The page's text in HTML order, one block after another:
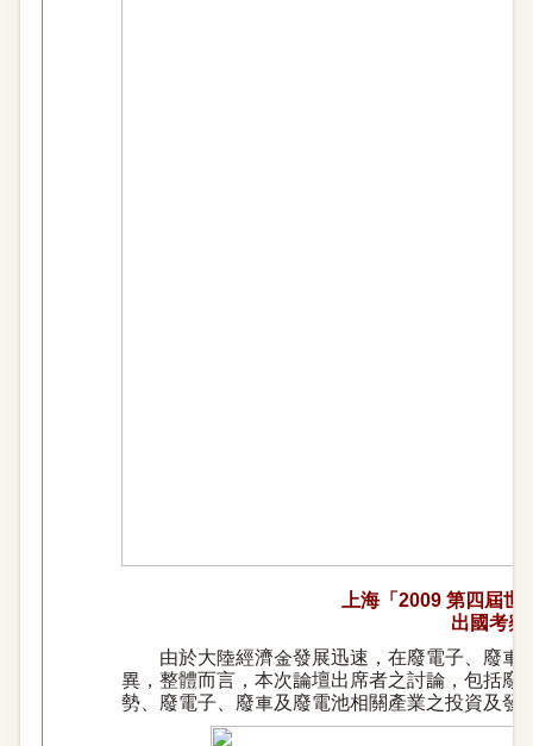
上海「2009 第四屆世
出國考察
由於大陸經濟金發展迅速，在廢電子、廢
異，整體而言，本次論壇出席者之討論，包括廢
勢、廢電子、廢車及廢電池相關產業之投資及發